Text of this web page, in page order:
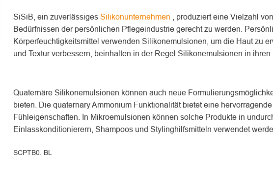
SiSiB, ein zuverlässiges Silikonunternehmen
, produziert eine Vielzahl
Bedürfnissen der persönlichen Pflegeindustrie gerecht zu werden.
Körperfeuchtigkeitsmittel verwenden Silikonemulsionen, um die Haut zu
und Textur verbessern, beinhalten in der Regel Silikonemulsionen in ihren
Quaternäre Silikonemulsionen können auch neue
bieten. Die quaternary Ammonium Funktionalität bietet eine
Fühleigenschaften. In Mikroemulsionen können solche Produkte in
Einlasskonditionierern, Shampoos und Stylinghilfsmitteln verwendet
SCPTB0. BL